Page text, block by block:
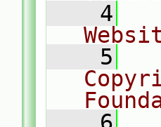
    4
    5